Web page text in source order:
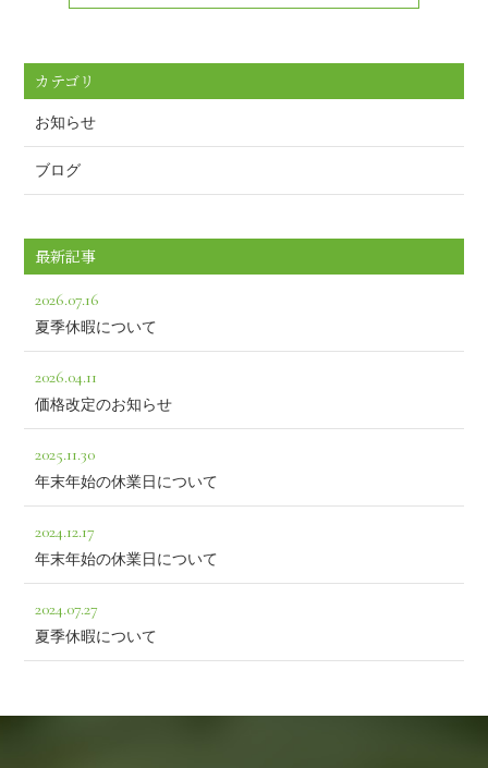
カテゴリ
お知らせ
ブログ
最新記事
2026.07.16
夏季休暇について
2026.04.11
価格改定のお知らせ
2025.11.30
年末年始の休業日について
2024.12.17
年末年始の休業日について
2024.07.27
夏季休暇について